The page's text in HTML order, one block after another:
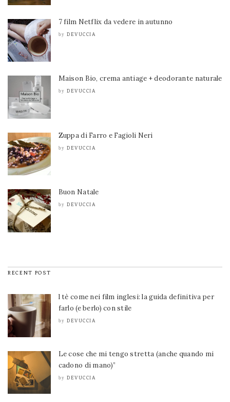
7 film Netflix da vedere in autunno
by DEVUCCIA
Maison Bio, crema antiage + deodorante naturale
by DEVUCCIA
Zuppa di Farro e Fagioli Neri
by DEVUCCIA
Buon Natale
by DEVUCCIA
RECENT POST
l tè come nei film inglesi: la guida definitiva per
farlo (e berlo) con stile
by DEVUCCIA
Le cose che mi tengo stretta (anche quando mi
cadono di mano)”
by DEVUCCIA